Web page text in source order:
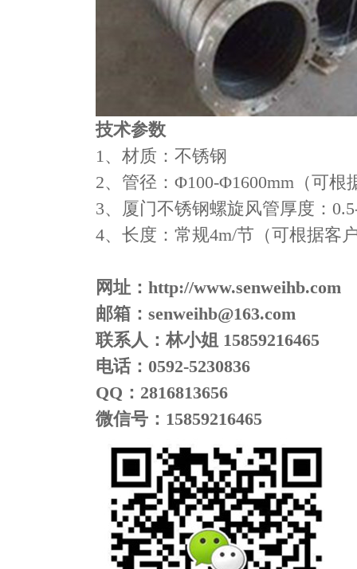
技术参数
1、材质：不锈钢
2、管径：Φ100-Φ1600mm（可根
3、​​厦门不锈钢螺旋风管厚度：
4、长度：常规4m/节（可根据客
网址：http://www.senweihb.com
邮箱：senweihb@163.com
联系人：林小姐 15859216465
电话：0592-5230836
QQ ：2816813656
微信号：15859216465